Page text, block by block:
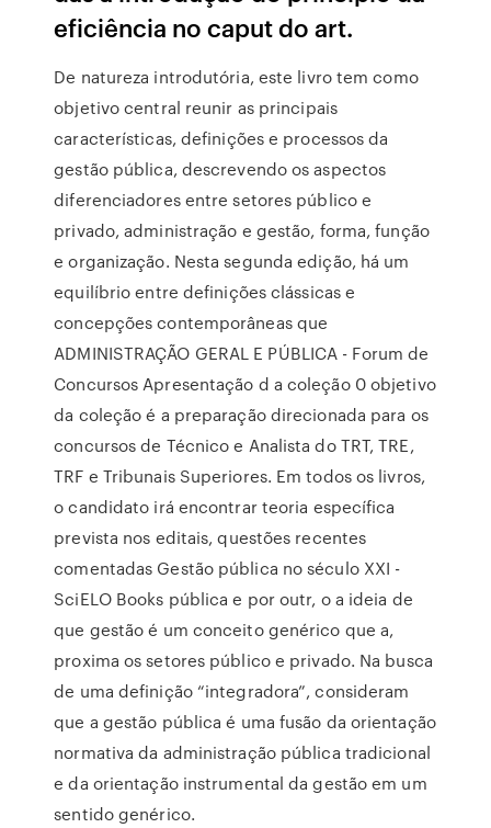
eficiência no caput do art.
De natureza introdutória, este livro tem como
objetivo central reunir as principais
características, definições e processos da
gestão pública, descrevendo os aspectos
diferenciadores entre setores público e
privado, administração e gestão, forma, função
e organização. Nesta segunda edição, há um
equilíbrio entre definições clássicas e
concepções contemporâneas que
ADMINISTRAÇÃO GERAL E PÚBLICA - Forum de
Concursos Apresentação d a coleção 0 objetivo
da coleção é a preparação direcionada para os
concursos de Técnico e Analista do TRT, TRE,
TRF e Tribunais Superiores. Em todos os livros,
o candidato irá encontrar teoria específica
prevista nos editais, questões recentes
comentadas Gestão pública no século XXI -
SciELO Books pública e por outr, o a ideia de
que gestão é um conceito genérico que a,
proxima os setores público e privado. Na busca
de uma definição “integradora”, consideram
que a gestão pública é uma fusão da orientação
normativa da administração pública tradicional
e da orientação instrumental da gestão em um
sentido genérico.